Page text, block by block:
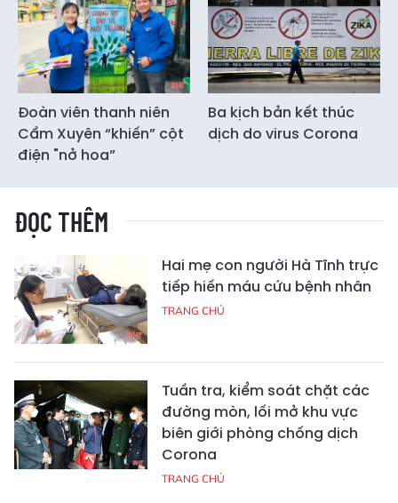
Đoàn viên thanh niên
Cẩm Xuyên “khiến” cột
điện "nở hoa”
Ba kịch bản kết thúc
dịch do virus Corona
ĐỌC THÊM
Hai mẹ con người Hà Tĩnh trực
tiếp hiến máu cứu bệnh nhân
TRANG CHỦ
Tuần tra, kiểm soát chặt các
đường mòn, lối mở khu vực
biên giới phòng chống dịch
Corona
TRANG CHỦ